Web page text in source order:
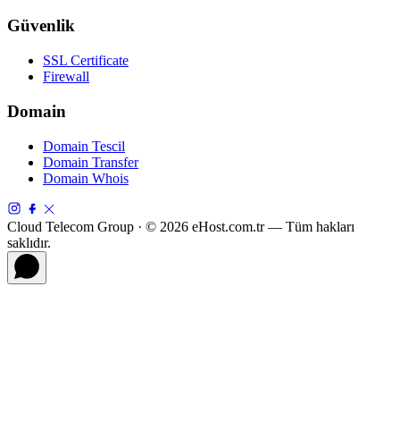
Güvenlik
SSL Certificate
Firewall
Domain
Domain Tescil
Domain Transfer
Domain Whois
Cloud Telecom Group · © 2026 eHost.com.tr — Tüm hakları
saklıdır.